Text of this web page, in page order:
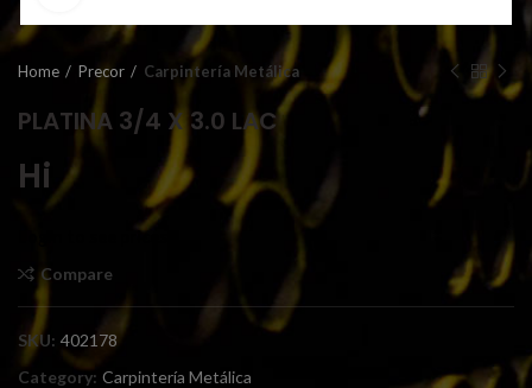
Home Precor Carpintería Metálica
PLATINA 3/4 X 3.0 LAC
Hi
Login to see prices
Compare
SKU: 402178
Category: Carpintería Metálica